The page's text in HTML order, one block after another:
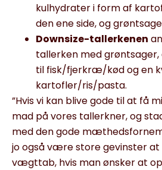
kulhydrater i form af
den ene side, og
Downsize-tallerkenen
tallerken med
til fisk/fjerkræ/kød og en
kartofler/ris/pasta.
”Hvis vi kan blive gode til at få
mad på vores tallerkner, og
med den gode
jo også være store gevinster
vægttab, hvis man ønsker at